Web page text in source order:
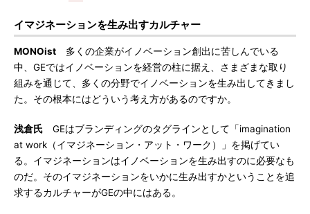
イマジネーションを生み出すカルチャー
MONOist 多くの企業がイノベーション創出に苦しんでいる
中、GEではイノベーションを経営の柱に据え、さまざまな取り
組みを通じて、多くの分野でイノベーションを生み出してきまし
た。その根本にはどういう考え方があるのですか。
浅倉氏 GEはブランディングのタグラインとして「imagination
at work（イマジネーション・アット・ワーク）」を掲げてい
る。イマジネーションはイノベーションを生み出すのに必要なも
のだ。そのイマジネーションをいかに生み出すかということを追
求するカルチャーがGEの中にはある。